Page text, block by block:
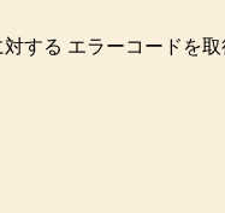
する エラーコードを